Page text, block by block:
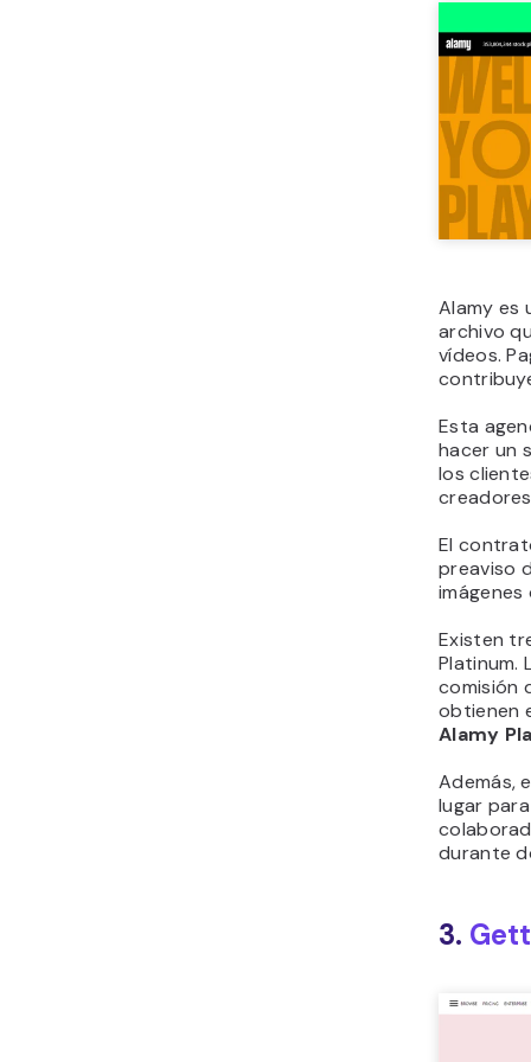
Alamy es
archivo
vídeos.
Esta
hacer un
los
El
preaviso
imágenes
Existen
Platinum.
comisión
obtienen
Alamy
Además,
lugar
durante
3.